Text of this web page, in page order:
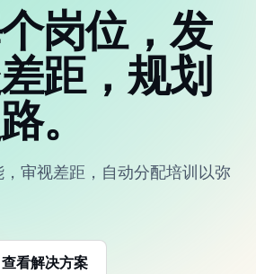
岗位，发
距，规划
。
审视差距，自动分配培训以弥
查看解决方案